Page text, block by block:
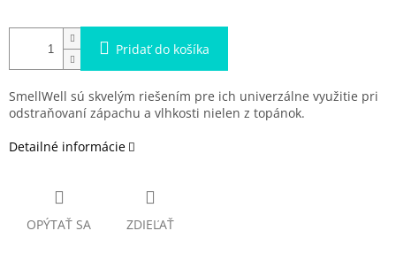
Pridať do košíka
SmellWell sú skvelým riešením pre ich univerzálne využitie pri
odstraňovaní zápachu a vlhkosti nielen z topánok.
Detailné informácie
OPÝTAŤ SA ZDIEĽAŤ